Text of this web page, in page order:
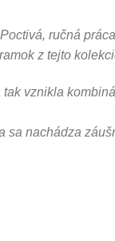
ručná
z tejto
vznikla
sa nachádza